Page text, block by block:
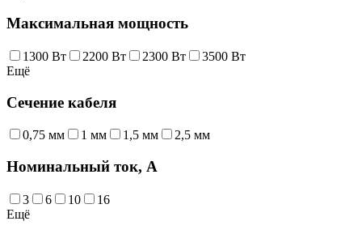
Максимальная мощность
1300 Вт 2200 Вт 2300 Вт
3500 Вт
Ещё
Сечение кабеля
0,75 мм 1 мм 1,5 мм 2,5 мм
Номинальный ток, А
3 6 10
16
Ещё